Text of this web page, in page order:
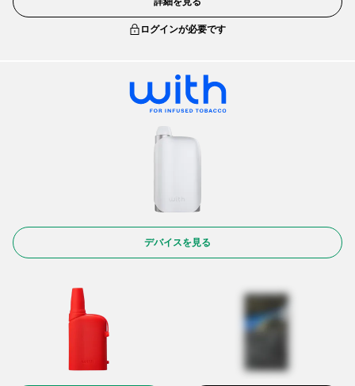
ログインが必要です
デバイスを見る